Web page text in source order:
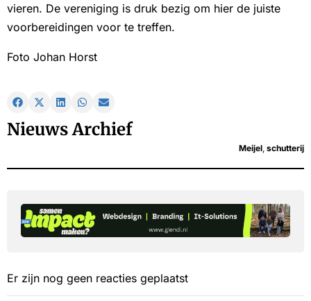
vieren. De vereniging is druk bezig om hier de juiste
voorbereidingen voor te treffen.
Foto Johan Horst
Nieuws Archief
Meijel schutterij
Er zijn nog geen reacties geplaatst